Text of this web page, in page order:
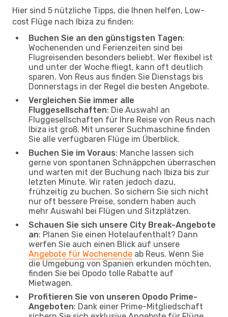
Hier sind 5 nützliche Tipps, die Ihnen helfen, Low-
cost Flüge nach Ibiza zu finden:
Buchen Sie an den günstigsten Tagen:
Wochenenden und Ferienzeiten sind bei
Flugreisenden besonders beliebt. Wer flexibel ist
und unter der Woche fliegt, kann oft deutlich
sparen. Von Reus aus finden Sie Dienstags bis
Donnerstags in der Regel die besten Angebote.
Vergleichen Sie immer alle
Fluggesellschaften: Die Auswahl an
Fluggesellschaften für Ihre Reise von Reus nach
Ibiza ist groß. Mit unserer Suchmaschine finden
Sie alle verfügbaren Flüge im Überblick.
Buchen Sie im Voraus: Manche lassen sich
gerne von spontanen Schnäppchen überraschen
und warten mit der Buchung nach Ibiza bis zur
letzten Minute. Wir raten jedoch dazu,
frühzeitig zu buchen. So sichern Sie sich nicht
nur oft bessere Preise, sondern haben auch
mehr Auswahl bei Flügen und Sitzplätzen.
Schauen Sie sich unsere City Break-Angebote
an: Planen Sie einen Hotelaufenthalt? Dann
werfen Sie auch einen Blick auf unsere
Angebote für Wochenende ab Reus. Wenn Sie
die Umgebung von Spanien erkunden möchten,
finden Sie bei Opodo tolle Rabatte auf
Mietwagen.
Profitieren Sie von unseren Opodo Prime-
Angeboten: Dank einer Prime-Mitgliedschaft